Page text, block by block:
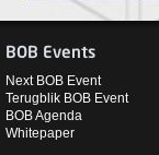
BOB Events
Next BOB Event
Terugblik BOB Event
BOB Agenda
Whitepaper